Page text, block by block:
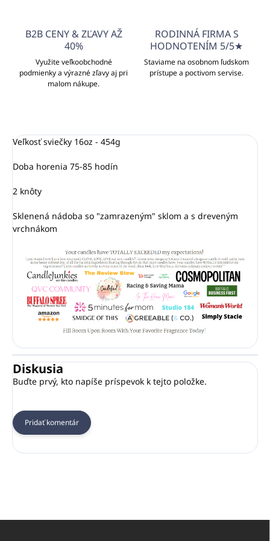
B2B CENY & ZĽAVY AŽ
40%
Využite veľkoobchodné
podmienky a výrazné zľavy aj pri
malom nákupe.
RODINNÁ FIRMA S
HODNOTENÍM 5/5★
Staviame na osobnom ľudskom
prístupe a poctivom servise.
Veľkosť sviečky 16oz - 454g
Doba horenia 75-85 hodín
2 knôty
Sklenená nádoba so "zamrazeným" sklom a s dreveným
vrchnákom
Diskusia
Buďte prvý, kto napíše príspevok k tejto položke.
Pridať komentár